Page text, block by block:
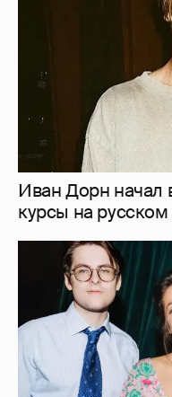
Анастасия
Малахова с
посетили
сквозь